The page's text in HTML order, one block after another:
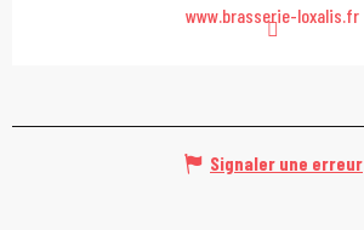
www.brasserie-loxalis.fr
Signaler une erreur